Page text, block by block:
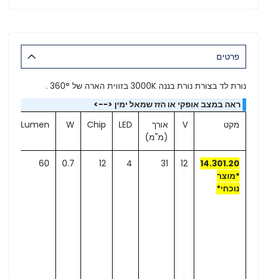
פרטים
נורת לד בצורת נורת בננה 3000K בזווית הארה של 360° .
ראה במצב אופקי או הזז שמאל ימין <-->
מקט
V
אורך
(מ"מ)
LED
Chip
W
Lumen
14.301.20
*מוצר
נוכחי*
12
31
4
12
0.7
60